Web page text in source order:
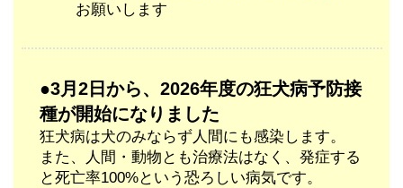
お願いします
●3月2日から、2026年度の狂犬病予防接
種が開始になりました
狂犬病は犬のみならず人間にも感染します。
また、人間・動物とも治療法はなく、発症する
と死亡率100%という恐ろしい病気です。